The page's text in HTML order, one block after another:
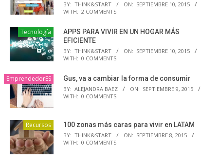
BY: THINK&START ON: SEPTIEMBRE 10, 2015
WITH: 2 COMMENTS
Tecnología
APPS PARA VIVIR EN UN HOGAR MÁS
EFICIENTE
BY: THINK&START ON: SEPTIEMBRE 10, 2015
WITH: 0 COMMENTS
EmprendedorES Gus, va a cambiar la forma de consumir
BY: ALEJANDRA BAEZ ON: SEPTIEMBRE 9, 2015
WITH: 0 COMMENTS
Recursos 100 zonas más caras para vivir en LATAM
BY: THINK&START ON: SEPTIEMBRE 8, 2015
WITH: 0 COMMENTS